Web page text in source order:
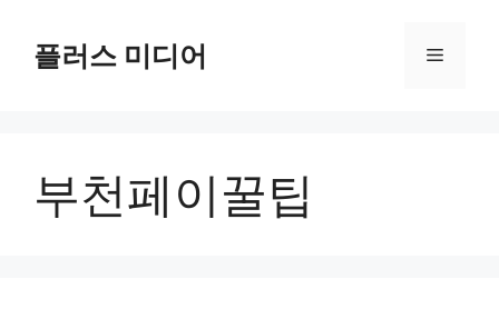
플러스 미디어 메
부천페이꿀팁